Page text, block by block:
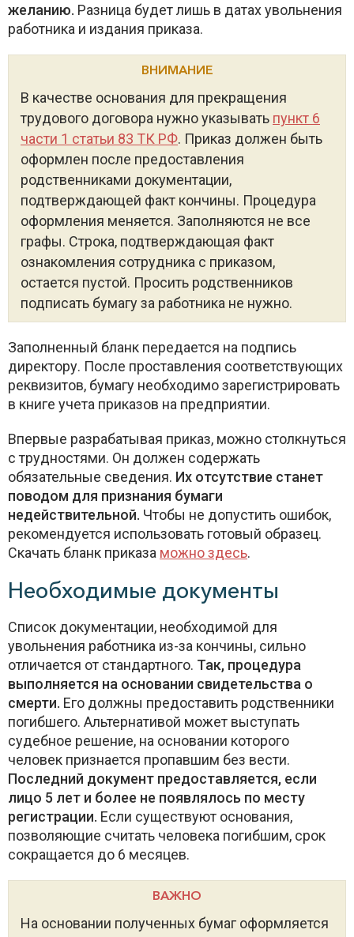
желанию. Разница будет лишь в датах увольнения
работника и издания приказа.
ВНИМАНИЕ
В качестве основания для прекращения
трудового договора нужно указывать пункт 6
части 1 статьи 83 ТК РФ. Приказ должен быть
оформлен после предоставления
родственниками документации,
подтверждающей факт кончины. Процедура
оформления меняется. Заполняются не все
графы. Строка, подтверждающая факт
ознакомления сотрудника с приказом,
остается пустой. Просить родственников
подписать бумагу за работника не нужно.
Заполненный бланк передается на подпись
директору. После проставления соответствующих
реквизитов, бумагу необходимо зарегистрировать
в книге учета приказов на предприятии.
Впервые разрабатывая приказ, можно столкнуться
с трудностями. Он должен содержать
обязательные сведения. Их отсутствие станет
поводом для признания бумаги
недействительной. Чтобы не допустить ошибок,
рекомендуется использовать готовый образец.
Скачать бланк приказа можно здесь.
Необходимые документы
Список документации, необходимой для
увольнения работника из-за кончины, сильно
отличается от стандартного. Так, процедура
выполняется на основании свидетельства о
смерти. Его должны предоставить родственники
погибшего. Альтернативой может выступать
судебное решение, на основании которого
человек признается пропавшим без вести.
Последний документ предоставляется, если
лицо 5 лет и более не появлялось по месту
регистрации. Если существуют основания,
позволяющие считать человека погибшим, срок
сокращается до 6 месяцев.
ВАЖНО
На основании полученных бумаг оформляется